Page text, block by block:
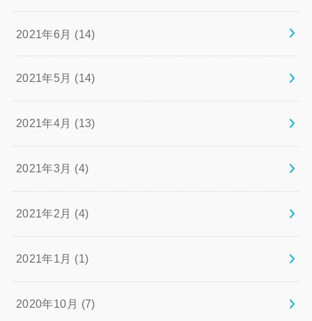
2021年6月 (14)
2021年5月 (14)
2021年4月 (13)
2021年3月 (4)
2021年2月 (4)
2021年1月 (1)
2020年10月 (7)